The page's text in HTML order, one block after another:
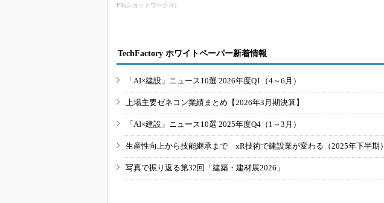
PR(ショットワークス)
TechFactory ホワイトペーパー新着情報
「AI×建設」ニュース10選 2026年度Q1（4～6月）
上場主要ゼネコン業績まとめ【2026年3月期決算】
「AI×建設」ニュース10選 2025年度Q4（1～3月）
生産性向上から技能継承まで xR技術で建設業が変わる（2025年下半期）
写真で振り返る第32回「建築・建材展2026」